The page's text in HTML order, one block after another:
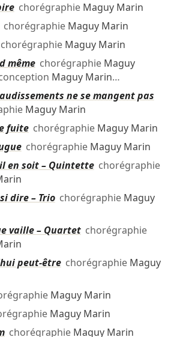
chorégraphie Maguy Marin
Maguy Marin
Maguy Marin
mêmechorégraphie Maguy
Maguy Marin…
ne se mangent pas
Maguy Marin
fuitechorégraphie Maguy Marin
chorégraphie Maguy Marin
en soit – Quintettechorégraphie
dire – Triochorégraphie Maguy
vaille – Quartetchorégraphie
peut-êtrechorégraphie Maguy
Maguy Marin
Maguy Marin
chorégraphie Maguy Marin